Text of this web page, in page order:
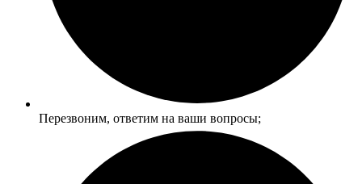
Перезвоним, ответим на ваши вопросы;